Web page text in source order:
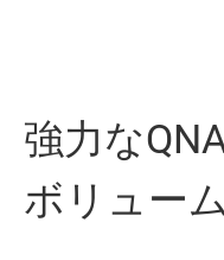
強力な
ボリュー